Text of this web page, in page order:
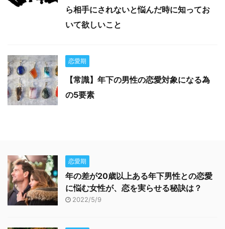
ら相手にされないと悩んだ時に知ってお
いて欲しいこと
恋愛期
【常識】年下の男性の恋愛対象になる為
の5要素
恋愛期
年の差が20歳以上ある年下男性との恋愛
に悩む女性が、恋を実らせる秘訣は？
2022/5/9